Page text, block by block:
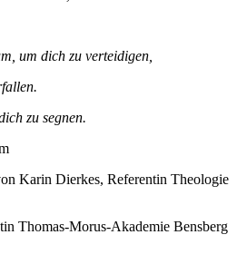
um dich zu verteidigen,
zu segnen.
Karin Dierkes, Referentin Theologie